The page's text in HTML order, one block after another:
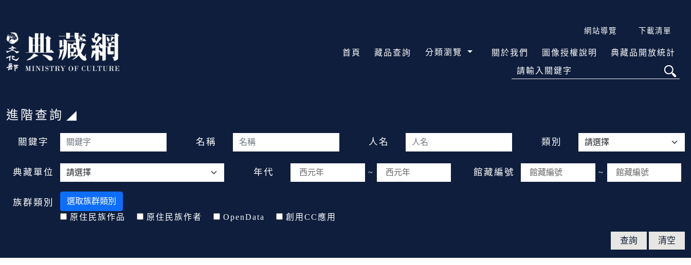
:::
網站導覽 下載清單
首頁 藏品查詢 分類瀏覽 關於我們 圖像授權說明 典藏品開放統計
請輸入關鍵字
:::
進階查詢
關鍵字 名稱 人名 類別
典藏單位 年代 ~ 館藏編號 ~
族群類別
選取族群類別
原住民族作品
原住民族作者 OpenData 創用CC應用